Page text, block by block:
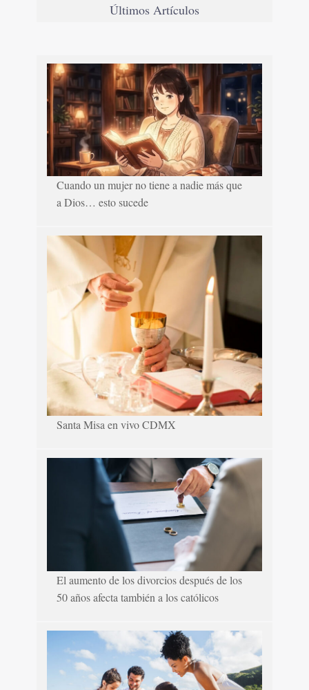
Últimos Artículos
Cuando un mujer no tiene a nadie más que
a Dios… esto sucede
Santa Misa en vivo CDMX
El aumento de los divorcios después de los
50 años afecta también a los católicos